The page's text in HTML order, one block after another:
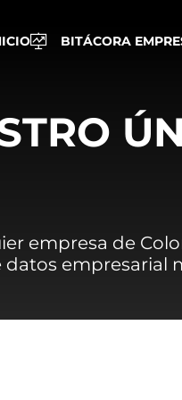
BITÁCORA
empresa de
datos empresarial